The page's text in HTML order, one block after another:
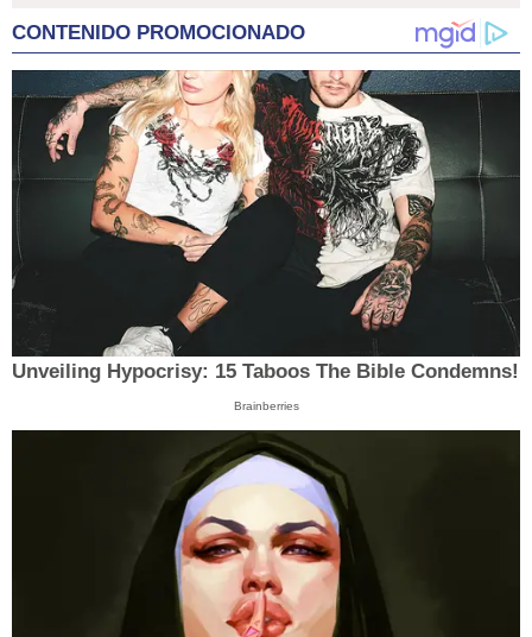
CONTENIDO PROMOCIONADO
Unveiling Hypocrisy: 15 Taboos The Bible Condemns!
Brainberries